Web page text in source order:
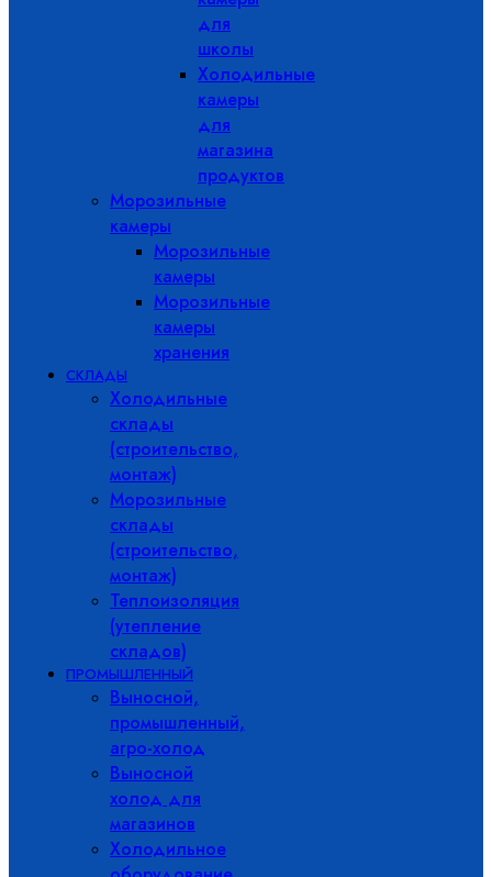
для
школы
Холодильные
камеры
для
магазина
продуктов
Морозильные
камеры
Морозильные
камеры
Морозильные
камеры
хранения
СКЛАДЫ
Холодильные
склады
(строительство,
монтаж)
Морозильные
склады
(строительство,
монтаж)
Теплоизоляция
(утепление
складов)
ПРОМЫШЛЕННЫЙ
Выносной,
промышленный,
агро-холод
Выносной
холод для
магазинов
Холодильное